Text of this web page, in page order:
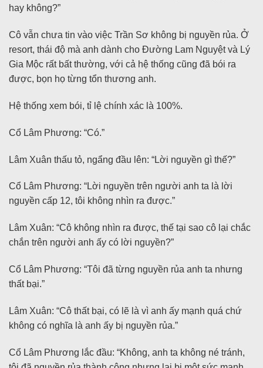
hay không?”
Cô vẫn chưa tin vào việc Trần Sơ không bị nguyền rủa. Ở
resort, thái độ mà anh dành cho Đường Lam Nguyệt và Lý
Gia Mộc rất bất thường, với cả hệ thống cũng đã bói ra
được, bọn họ từng tổn thương anh.
Hệ thống xem bói, tỉ lệ chính xác là 100%.
Cổ Lâm Phương: “Có.”
Lâm Xuân thấu tỏ, ngẩng đầu lên: “Lời nguyền gì thế?”
Cổ Lâm Phương: “Lời nguyền trên người anh ta là lời
nguyền cấp 12, tôi không nhìn ra được.”
Lâm Xuân: “Cô không nhìn ra được, thế tại sao cô lại chắc
chắn trên người anh ấy có lời nguyền?”
Cổ Lâm Phương: “Tôi đã từng nguyền rủa anh ta nhưng
thất bại.”
Lâm Xuân: “Cô thất bại, có lẽ là vì anh ấy mạnh quá chứ
không có nghĩa là anh ấy bị nguyền rủa.”
Cổ Lâm Phương lắc đầu: “Không, anh ta không né tránh,